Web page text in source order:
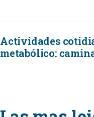
Actividades
metabólico: